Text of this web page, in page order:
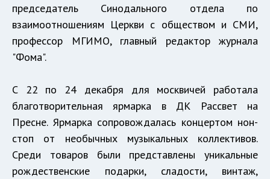
председатель Синодального отдела по
взаимоотношениям Церкви с обществом и СМИ,
профессор МГИМО, главный редактор журнала
"Фома".
С 22 по 24 декабря для москвичей работала
благотворительная ярмарка в ДК Рассвет на
Пресне. Ярмарка сопровождалась концертом нон-
стоп от необычных музыкальных коллективов.
Среди товаров были представлены уникальные
рождественские подарки, сладости, винтаж,